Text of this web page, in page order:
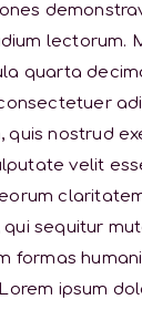
lectorum.
quarta
quis nostrud
velit
qui sequitur
formas
ipsum